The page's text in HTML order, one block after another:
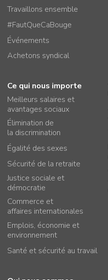
Travaillons ensemble
#FautQueCaBouge
Événements
Achetons syndical
Ce qui nous importe
Meilleurs salaires et
avantages sociaux
Élimination de
la discrimination
Égalité des sexes
Sécurité de la retraite
Justice sociale et
démocratie
Commerce et
affaires internationales
Emplois, économie et
environnement
Santé et sécurité au travail